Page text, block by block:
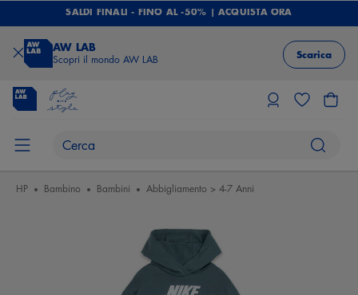
SALDI FINALI - FINO AL -50% | ACQUISTA ORA
AW LAB
Scopri il mondo AW LAB Scarica
HP Bambino Bambini Abbigliamento > 4-7 Anni